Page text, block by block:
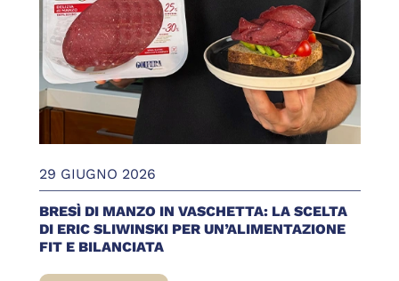
29 GIUGNO 2026
BRESÌ DI MANZO IN VASCHETTA: LA SCELTA
DI ERIC SLIWINSKI PER UN’ALIMENTAZIONE
FIT E BILANCIATA